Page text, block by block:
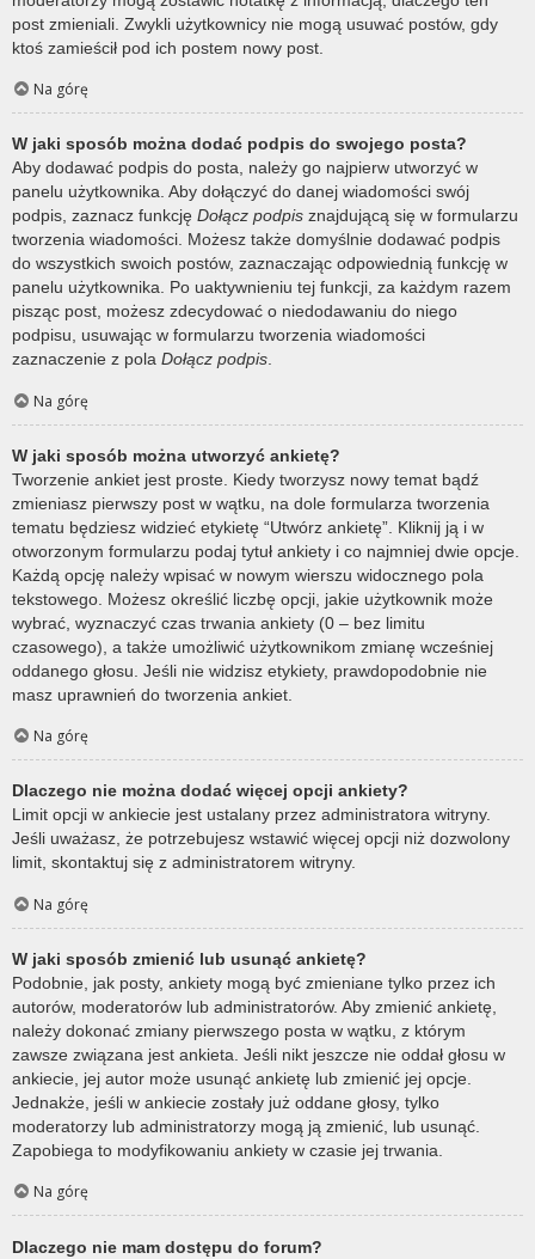
post zmieniali. Zwykli użytkownicy nie mogą usuwać postów, gdy
ktoś zamieścił pod ich postem nowy post.
Na górę
W jaki sposób można dodać podpis do swojego posta?
Aby dodawać podpis do posta, należy go najpierw utworzyć w
panelu użytkownika. Aby dołączyć do danej wiadomości swój
podpis, zaznacz funkcję Dołącz podpis znajdującą się w formularzu
tworzenia wiadomości. Możesz także domyślnie dodawać podpis
do wszystkich swoich postów, zaznaczając odpowiednią funkcję w
panelu użytkownika. Po uaktywnieniu tej funkcji, za każdym razem
pisząc post, możesz zdecydować o niedodawaniu do niego
podpisu, usuwając w formularzu tworzenia wiadomości
zaznaczenie z pola Dołącz podpis.
Na górę
W jaki sposób można utworzyć ankietę?
Tworzenie ankiet jest proste. Kiedy tworzysz nowy temat bądź
zmieniasz pierwszy post w wątku, na dole formularza tworzenia
tematu będziesz widzieć etykietę “Utwórz ankietę”. Kliknij ją i w
otworzonym formularzu podaj tytuł ankiety i co najmniej dwie opcje.
Każdą opcję należy wpisać w nowym wierszu widocznego pola
tekstowego. Możesz określić liczbę opcji, jakie użytkownik może
wybrać, wyznaczyć czas trwania ankiety (0 – bez limitu
czasowego), a także umożliwić użytkownikom zmianę wcześniej
oddanego głosu. Jeśli nie widzisz etykiety, prawdopodobnie nie
masz uprawnień do tworzenia ankiet.
Na górę
Dlaczego nie można dodać więcej opcji ankiety?
Limit opcji w ankiecie jest ustalany przez administratora witryny.
Jeśli uważasz, że potrzebujesz wstawić więcej opcji niż dozwolony
limit, skontaktuj się z administratorem witryny.
Na górę
W jaki sposób zmienić lub usunąć ankietę?
Podobnie, jak posty, ankiety mogą być zmieniane tylko przez ich
autorów, moderatorów lub administratorów. Aby zmienić ankietę,
należy dokonać zmiany pierwszego posta w wątku, z którym
zawsze związana jest ankieta. Jeśli nikt jeszcze nie oddał głosu w
ankiecie, jej autor może usunąć ankietę lub zmienić jej opcje.
Jednakże, jeśli w ankiecie zostały już oddane głosy, tylko
moderatorzy lub administratorzy mogą ją zmienić, lub usunąć.
Zapobiega to modyfikowaniu ankiety w czasie jej trwania.
Na górę
Dlaczego nie mam dostępu do forum?